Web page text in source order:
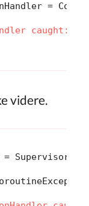
=
caught:
videre.
= SupervisorJob